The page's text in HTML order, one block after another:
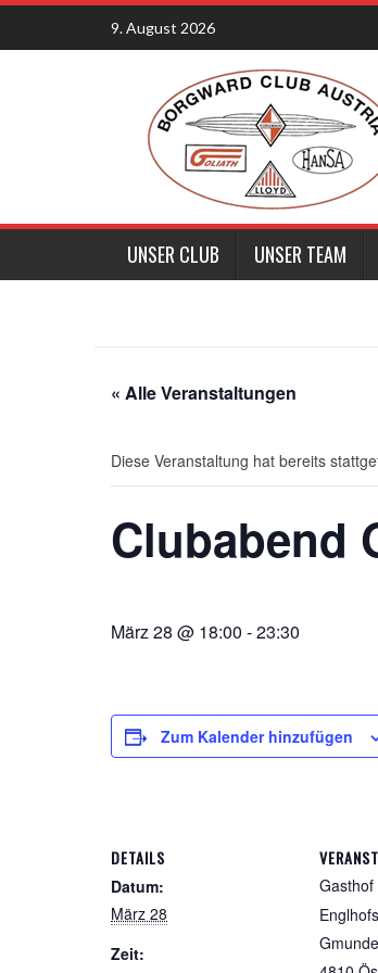
Skip
content
9. August 2026
UNSER CLUB UNSER TEAM
« Alle Veranstaltungen
Diese Veranstaltung hat bereits
Clubabend
März 28 @ 18:00 -23:30
Zum Kalender hinzufügen
DETAILS
Datum:
März 28
Zeit: